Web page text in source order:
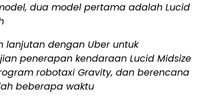
dua model pertama adalah Lucid
lanjutan dengan Uber untuk
penerapan kendaraan Lucid Midsize
robotaxi Gravity, dan berencana
beberapa waktu